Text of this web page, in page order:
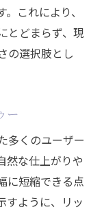
これにより、
とどまらず、現
の選択肢とし
ー
多くのユーザー
然な仕上がりや
に短縮できる点
すように、リッ